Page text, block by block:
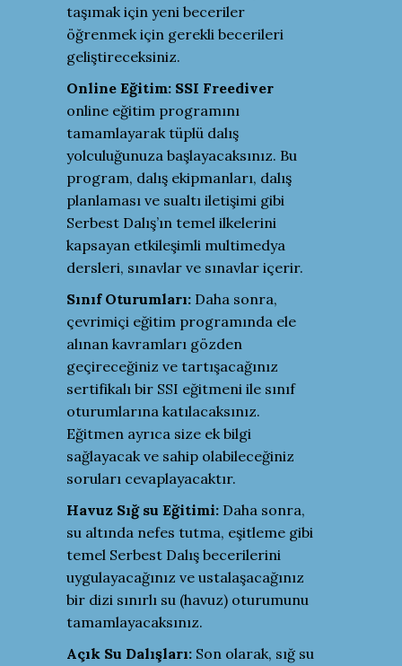
taşımak için yeni beceriler
öğrenmek için gerekli becerileri
geliştireceksiniz.
Online Eğitim: SSI Freediver
online eğitim programını
tamamlayarak tüplü dalış
yolculuğunuza başlayacaksınız. Bu
program, dalış ekipmanları, dalış
planlaması ve sualtı iletişimi gibi
Serbest Dalış’ın temel ilkelerini
kapsayan etkileşimli multimedya
dersleri, sınavlar ve sınavlar içerir.
Sınıf Oturumları: Daha sonra,
çevrimiçi eğitim programında ele
alınan kavramları gözden
geçireceğiniz ve tartışacağınız
sertifikalı bir SSI eğitmeni ile sınıf
oturumlarına katılacaksınız.
Eğitmen ayrıca size ek bilgi
sağlayacak ve sahip olabileceğiniz
soruları cevaplayacaktır.
Havuz Sığ su Eğitimi: Daha sonra,
su altında nefes tutma, eşitleme gibi
temel Serbest Dalış becerilerini
uygulayacağınız ve ustalaşacağınız
bir dizi sınırlı su (havuz) oturumunu
tamamlayacaksınız.
Açık Su Dalışları: Son olarak, sığ su